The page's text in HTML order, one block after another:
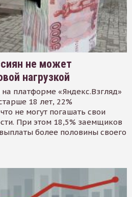
не может
нагрузкой
платформе «Яндекс.Взгляд»
18 лет, 22%
не могут погашать свои
При этом 18,5% заемщиков
более половины своего